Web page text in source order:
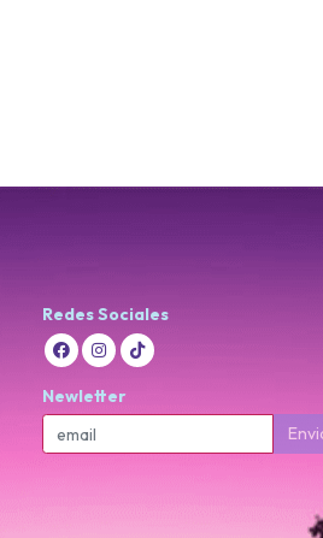
Redes Sociales
Newletter